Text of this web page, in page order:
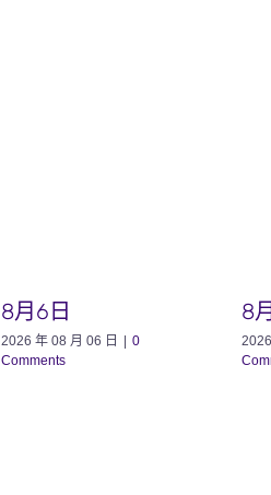
8月6日
2026 年 08 月 06 日
0
Comments
8